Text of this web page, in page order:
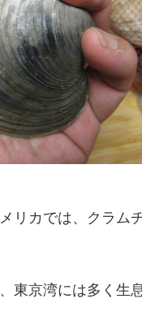
リカでは、クラム
東京湾には多く生